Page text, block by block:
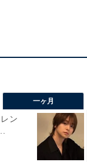
一ヶ月
ン